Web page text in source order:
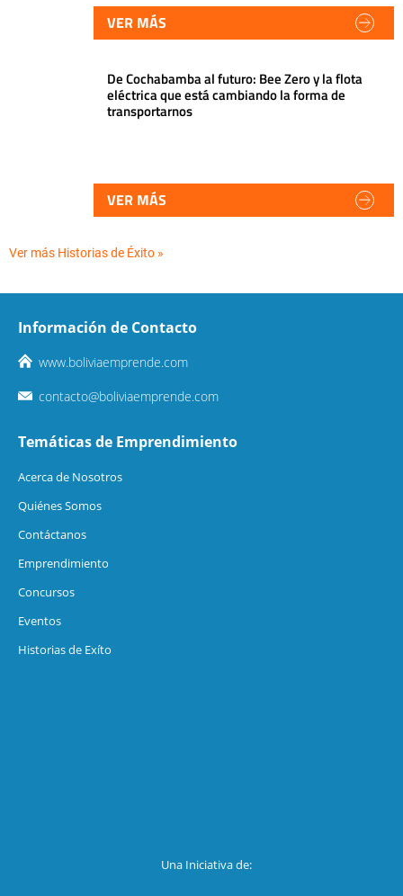
VER MÁS
De Cochabamba al futuro: Bee Zero y la flota
eléctrica que está cambiando la forma de
transportarnos
VER MÁS
Ver más Historias de Éxito »
Información de Contacto
www.boliviaemprende.com
contacto@boliviaemprende.com
Temáticas de Emprendimiento
Acerca de Nosotros
Quiénes Somos
Contáctanos
Emprendimiento
Concursos
Eventos
Historias de Exíto
Una Iniciativa de: